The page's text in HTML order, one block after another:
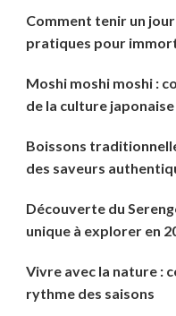
Comment tenir un
pratiques pour
Moshi moshi moshi :
de la culture japonaise
Boissons
des saveurs
Découverte du
unique à explorer en
Vivre avec la nature :
rythme des saisons